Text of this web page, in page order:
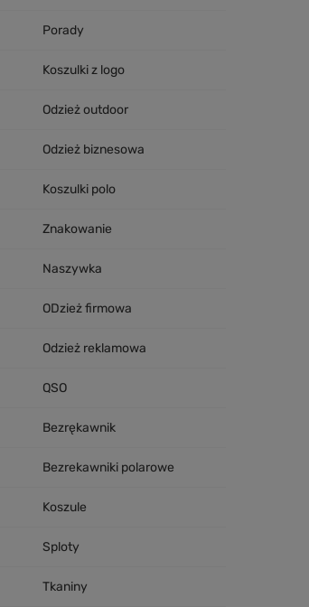
Porady
Koszulki z logo
Odzież outdoor
Odzież biznesowa
Koszulki polo
Znakowanie
Naszywka
ODzież firmowa
Odzież reklamowa
QSO
Bezrękawnik
Bezrekawniki polarowe
Koszule
Sploty
Tkaniny